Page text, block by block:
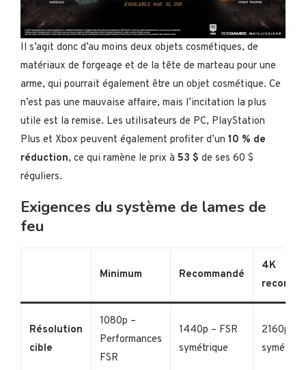
Il s’agit donc d’au moins deux objets cosmétiques, de
matériaux de forgeage et de la tête de marteau pour une
arme, qui pourrait également être un objet cosmétique. Ce
n’est pas une mauvaise affaire, mais l’incitation la plus
utile est la remise. Les utilisateurs de PC, PlayStation
Plus et Xbox peuvent également profiter d’un 10 % de
réduction, ce qui ramène le prix à 53 $ de ses 60 $
réguliers.
Exigences du système de lames de
feu
Minimum Recommandé
4K
Résolution
cible
1080p –
Performances
FSR
1440p – FSR
symétrique
2160p –